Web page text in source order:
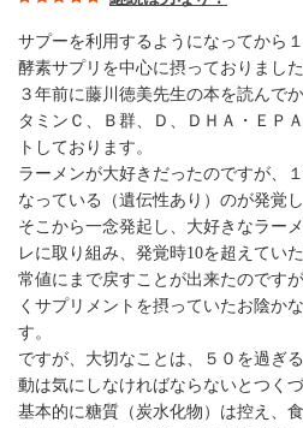
サプーを利用するようになってから
酵素サプリを中心に摂っておりました
３年前に藤川徳美先生の本を読んで
タミンＣ、Ｂ群、Ｄ、ＤＨＡ・ＥＰ
トしております。
ラーメンが大好きだったのですが、
なっている（遺伝性あり）のが発覚し
そこから一念発起し、大好きなラー
レに取り組み、発覚時10を超えてい
常値にまで戻すことが出来たのです
くサプリメントを摂っていたお陰か
す。
ですが、大切なことは、５０を過ぎ
動は気にしなければならないとつく
基本的に糖質（炭水化物）は控え、